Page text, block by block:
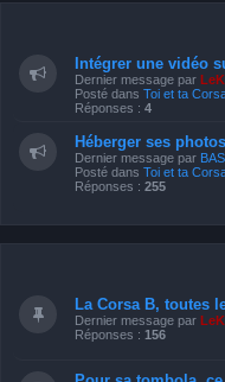
Intégrer une vidéo
Dernier message par
Posté dans Toi et ta
Réponses : 4
Héberger ses photos
Dernier message par
Posté dans Toi et ta
Réponses : 255
La Corsa B, toutes
Dernier message par
Réponses : 156